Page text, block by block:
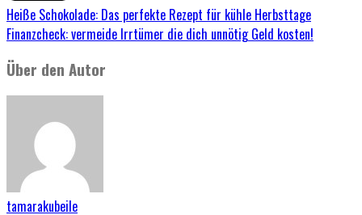
Heiße Schokolade: Das perfekte Rezept für kühle Herbsttage
Finanzcheck: vermeide Irrtümer die dich unnötig Geld kosten!
Über den Autor
tamarakubeile